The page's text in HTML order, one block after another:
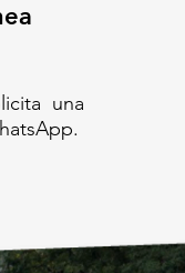
una